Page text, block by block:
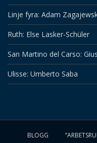
Linje fyra: Adam
Ruth: Else Lasker-Schüler
San Martino del Carso:
Ulisse: Umberto Saba
BLOGG